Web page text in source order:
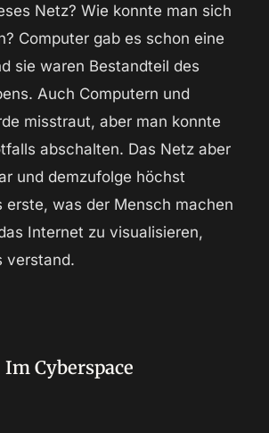
Netz? Wie konnte man sich
Computer gab es schon eine
sie waren Bestandteil des
Auch Computern und
misstraut, aber man konnte
abschalten. Das Netz aber
und demzufolge höchst
erste, was der Mensch machen
Internet zu visualisieren,
verstand.
Im Cyberspace